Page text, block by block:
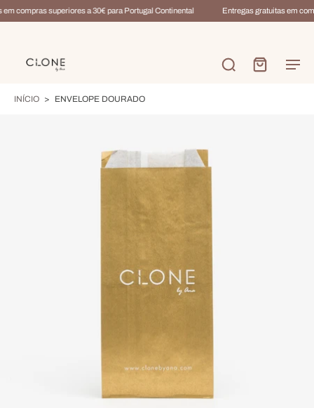
compras superiores a 30€ para Portugal Continental Entregas gratuitas em
INÍCIO > ENVELOPE DOURADO